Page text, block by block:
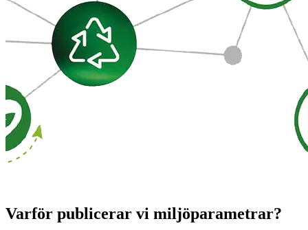
Varför publicerar vi miljöparametrar?